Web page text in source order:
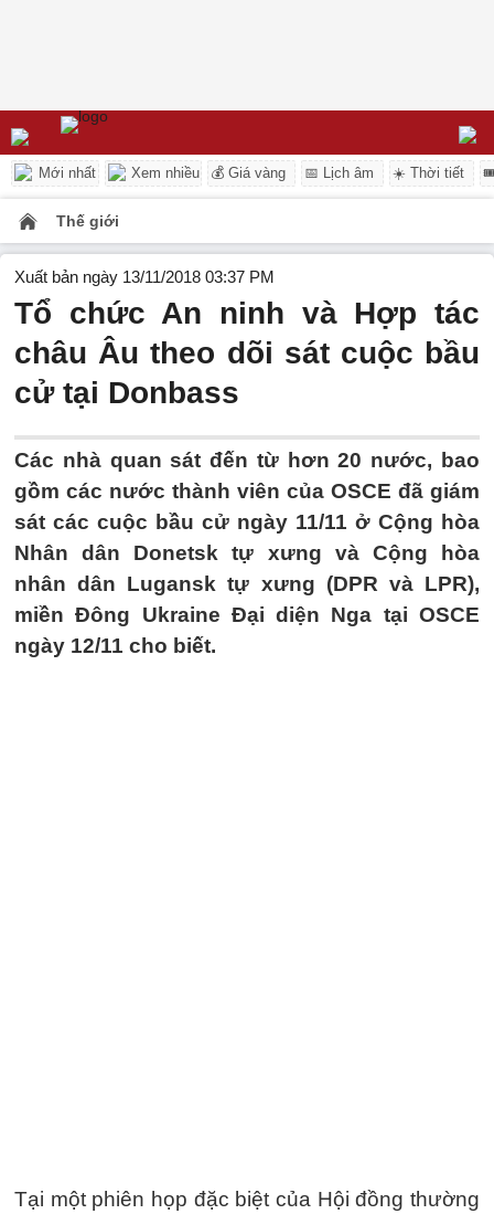
Mới nhất Xem nhiều 💰 Giá vàng 📅 Lịch âm ☀️ Thời tiết
Thế giới
Xuất bản ngày 13/11/2018 03:37 PM
Tổ chức An ninh và Hợp tác
châu Âu theo dõi sát cuộc bầu
cử tại Donbass
Các nhà quan sát đến từ hơn 20 nước, bao
gồm các nước thành viên của OSCE đã giám
sát các cuộc bầu cử ngày 11/11 ở Cộng hòa
Nhân dân Donetsk tự xưng và Cộng hòa
nhân dân Lugansk tự xưng (DPR và LPR),
miền Đông Ukraine Đại diện Nga tại OSCE
ngày 12/11 cho biết.
Tại một phiên họp đặc biệt của Hội đồng thường